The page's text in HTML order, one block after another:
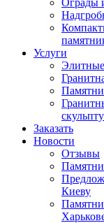
Ограды
Услуги
Заказать
Новости
Отзывы
Киеву